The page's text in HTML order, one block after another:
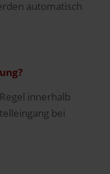
automatisch
innerhalb
bei